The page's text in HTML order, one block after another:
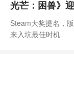
光芒：困兽》
Steam大奖提名，
来入坑最佳时机